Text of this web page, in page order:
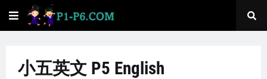
小五英文 P5 English